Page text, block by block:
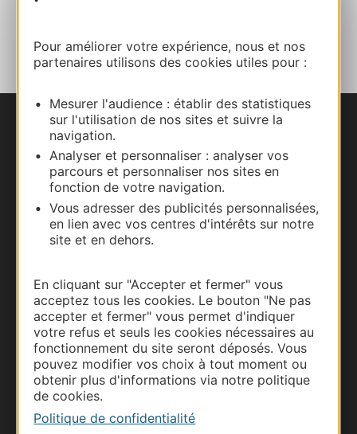
Pour améliorer votre expérience, nous et nos
partenaires utilisons des cookies utiles pour :
Mesurer l'audience : établir des statistiques
sur l'utilisation de nos sites et suivre la
navigation.
Analyser et personnaliser : analyser vos
parcours et personnaliser nos sites en
fonction de votre navigation.
Vous adresser des publicités personnalisées,
en lien avec vos centres d'intérêts sur notre
site et en dehors.
En cliquant sur "Accepter et fermer" vous
acceptez tous les cookies. Le bouton "Ne pas
accepter et fermer" vous permet d'indiquer
votre refus et seuls les cookies nécessaires au
fonctionnement du site seront déposés. Vous
pouvez modifier vos choix à tout moment ou
obtenir plus d'informations via notre politique
de cookies.
Politique de confidentialité
Nous contacter
Carte interactive
Documentation
Thermalisme
Business/Mice